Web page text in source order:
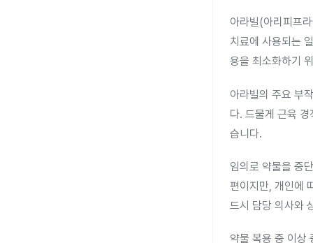
아라빌(아리피프
치료에 사용되는
용을 최소화하기
아라빌의 주요 부
다. 드물게 근육
습니다.
임의로 약물을 중
편이지만, 개인에
드시 담당 의사와
약물 복용 중 이상